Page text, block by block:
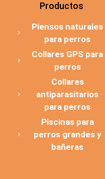
Productos
Piensos naturales
para perros
Collares GPS para
perros
Collares
antiparasitarios
para perros
Piscinas para
perros grandes y
bañeras